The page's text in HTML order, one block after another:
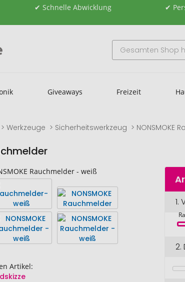
✔ Schnelle Abwicklung ✔
Giveaways Freizeit
Werkzeuge Sicherheitswerkzeug NONSMOKE
Artikel:
1.
2.